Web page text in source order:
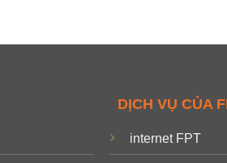
DỊCH VỤ CỦA
internet FPT